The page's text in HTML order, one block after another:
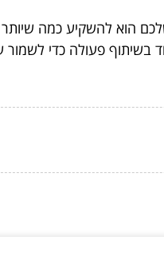
הוא להשקיע כמה
בשיתוף פעולה כדי